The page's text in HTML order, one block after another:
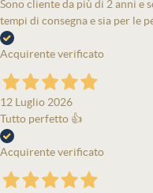
Sono cliente da più di 2 anni e
tempi di consegna e sia per le
Acquirente verificato
12 Luglio 2026
Tutto perfetto 👍
Acquirente verificato